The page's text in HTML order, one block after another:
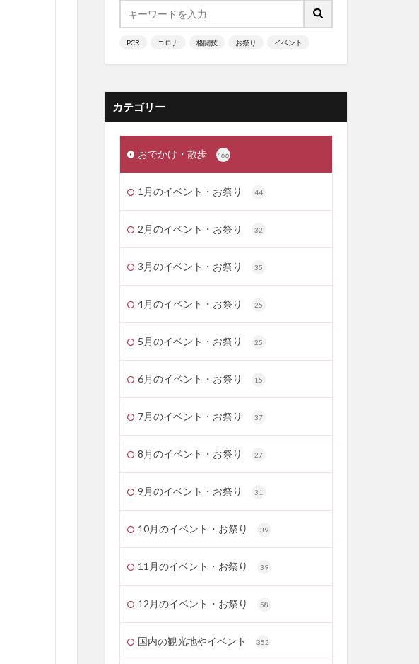
PCR コロナ 格闘技 お祭り イベント
カテゴリー
おでかけ・散歩 466
1月のイベント・お祭り 44
2月のイベント・お祭り 32
3月のイベント・お祭り 35
4月のイベント・お祭り 25
5月のイベント・お祭り 25
6月のイベント・お祭り 15
7月のイベント・お祭り 37
8月のイベント・お祭り 27
9月のイベント・お祭り 31
10月のイベント・お祭り 39
11月のイベント・お祭り 39
12月のイベント・お祭り 58
国内の観光地やイベント 352